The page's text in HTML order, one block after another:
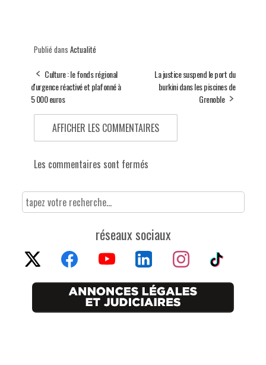
Publié dans Actualité
Culture : le fonds régional
d'urgence réactivé et plafonné à
5 000 euros
La justice suspend le port du
burkini dans les piscines de
Grenoble
AFFICHER LES COMMENTAIRES
Les commentaires sont fermés
réseaux sociaux